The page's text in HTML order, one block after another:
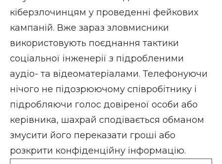
кіберзлочинцям у проведенні фейкових
кампаній. Вже зараз зловмисники
використовують поєднання тактики
соціальної інженерії з підробленими
аудіо- та відеоматеріалами. Телефонуючи
нічого не підозрюючому співробітнику і
підробляючи голос довіреної особи або
керівника, шахрай сподівається обманом
змусити його переказати гроші або
розкрити конфіденційну інформацію.